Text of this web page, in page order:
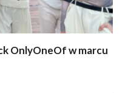
OnlyOneOf w marcu